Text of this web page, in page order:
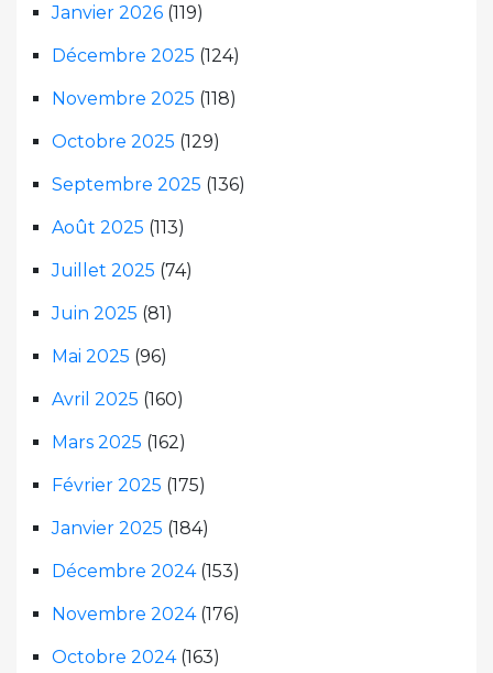
Janvier 2026 (119)
Décembre 2025 (124)
Novembre 2025 (118)
Octobre 2025 (129)
Septembre 2025 (136)
Août 2025 (113)
Juillet 2025 (74)
Juin 2025 (81)
Mai 2025 (96)
Avril 2025 (160)
Mars 2025 (162)
Février 2025 (175)
Janvier 2025 (184)
Décembre 2024(153)
Novembre 2024(176)
Octobre 2024(163)